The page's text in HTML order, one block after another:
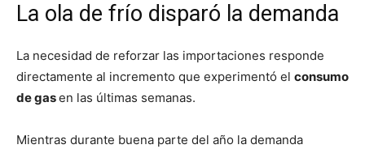
La ola de frío disparó la demanda
La necesidad de reforzar las importaciones responde
directamente al incremento que experimentó el consumo
de gasen las últimas semanas.
Mientras durante buena parte del año la demanda